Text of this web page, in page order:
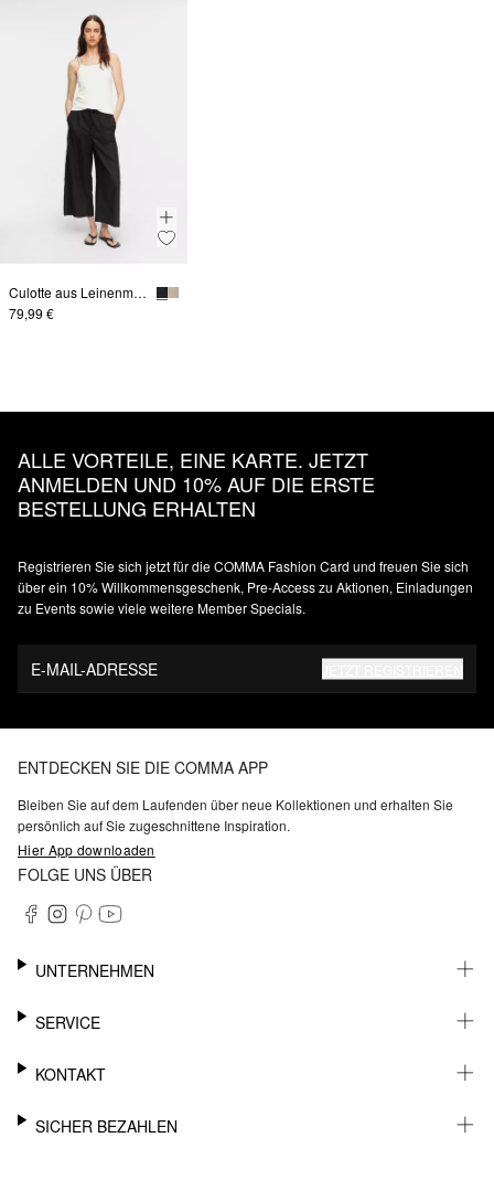
Culotte aus Leinenmix mit Elastikbund
79,99 €
ALLE VORTEILE, EINE KARTE. JETZT
ANMELDEN UND 10% AUF DIE ERSTE
BESTELLUNG ERHALTEN
Registrieren Sie sich jetzt für die COMMA Fashion Card und freuen Sie sich
über ein 10% Willkommensgeschenk, Pre-Access zu Aktionen, Einladungen
zu Events sowie viele weitere Member Specials.
E-MAIL-ADRESSE
ENTDECKEN SIE DIE COMMA APP
Bleiben Sie auf dem Laufenden über neue Kollektionen und erhalten Sie
persönlich auf Sie zugeschnittene Inspiration.
Hier App downloaden
FOLGE UNS ÜBER
UNTERNEHMEN
KARRIERE
BARRIEREFREIHEIT
SERVICE
WHATSAPP
MEIN KONTO
KONTAKT
SUPPORT
SICHER BEZAHLEN